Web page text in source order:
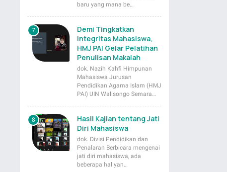
baru yang mana be…
Demi Tingkatkan
Integritas Mahasiswa,
HMJ PAI Gelar Pelatihan
Penulisan Makalah
dok. Nazih Kahfi Himpunan
Mahasiswa Jurusan
Pendidikan Agama Islam (HMJ
PAI) UIN Walisongo Semara…
Hasil Kajian tentang Jati
Diri Mahasiswa
dok. Divisi Pendidikan dan
Penalaran Berbicara mengenai
jati diri mahasiswa, ada
beberapa hal yan…